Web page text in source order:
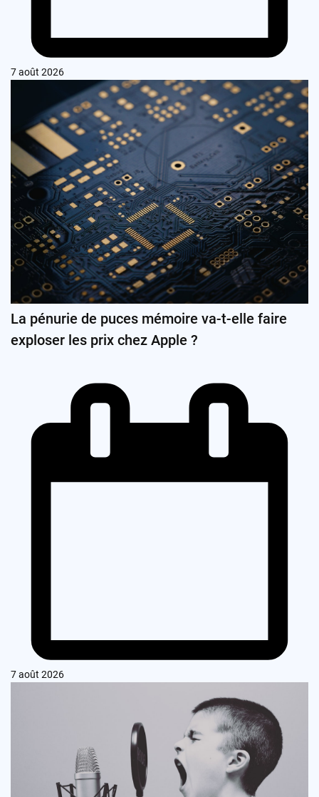
7 août 2026
La pénurie de puces mémoire va-t-elle faire
exploser les prix chez Apple ?
7 août 2026